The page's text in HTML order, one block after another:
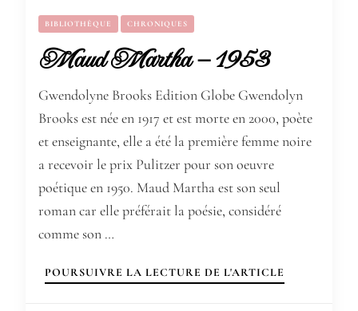
BIBLIOTHÈQUE CHRONIQUES
Maud Martha – 1953
Gwendolyne Brooks Edition Globe Gwendolyn
Brooks est née en 1917 et est morte en 2000, poète
et enseignante, elle a été la première femme noire
a recevoir le prix Pulitzer pour son oeuvre
poétique en 1950. Maud Martha est son seul
roman car elle préférait la poésie, considéré
comme son …
POURSUIVRE LA LECTURE DE L'ARTICLE